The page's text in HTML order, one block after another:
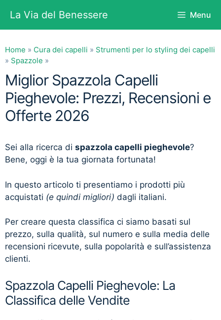
contenuto
La Via del Benessere Menu
Home » Cura dei capelli » Strumenti per lo styling dei capelli
» Spazzole »
Miglior Spazzola Capelli
Pieghevole: Prezzi, Recensioni e
Offerte 2026
Sei alla ricerca di spazzola capelli pieghevole?
Bene, oggi è la tua giornata fortunata!
In questo articolo ti presentiamo i prodotti più
acquistati (e quindi migliori) dagli italiani.
Per creare questa classifica ci siamo basati sul
prezzo, sulla qualità, sul numero e sulla media delle
recensioni ricevute, sulla popolarità e sull’assistenza
clienti.
Spazzola Capelli Pieghevole: La
Classifica delle Vendite